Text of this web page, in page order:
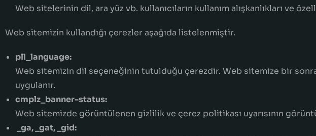
Web sitelerinin dil, ara yüz vb. kullanıcıların kullanım alışkanlıkları ve
Web sitemizin kullandığı çerezler aşağıda listelenmiştir.
pll_language:
Web sitemizin dil seçeneğinin tutulduğu çerezdir. Web sitemize bir
uygulanır.
cmplz_banner-status:
Web sitemizde görüntülenen gizlilik ve çerez politikası uyarısının
_ga, _gat, _gid: